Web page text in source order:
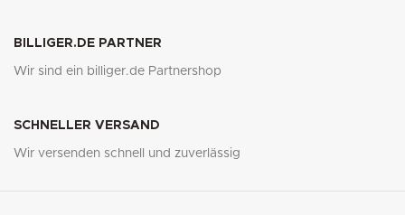
BILLIGER.DE PARTNER
Wir sind ein billiger.de Partnershop
SCHNELLER VERSAND
Wir versenden schnell und zuverlässig